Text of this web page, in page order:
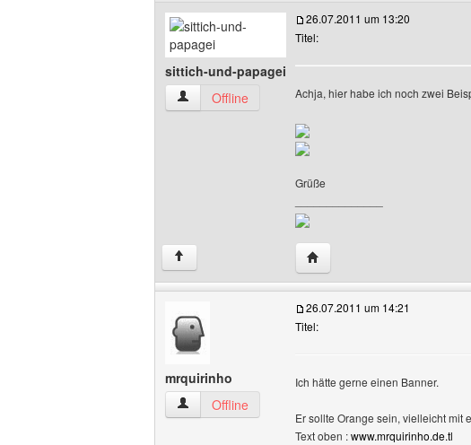
sittich-und-papagei
sittich-und-papagei Benutzer-Profile anzeigen
Offline
26.07.2011 um 13:20
Titel:
Achja, hier habe ich noch zwei
Grüße
↑ Website dieses Benutzers
mrquirinho
mrquirinho Benutzer-Profile anzeigen
Offline
26.07.2011 um 14:21
Titel:
Ich hätte gerne einen Banner.
Er sollte Orange sein, vielleicht mit
Text oben :www.mrquirinho.de.tl